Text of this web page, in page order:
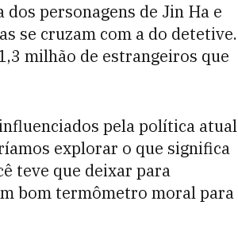
personagens de Jin Ha e
se cruzam com a do detetive.
milhão de estrangeiros que
pela política atual
explorar o que significa
teve que deixar para
bom termômetro moral para